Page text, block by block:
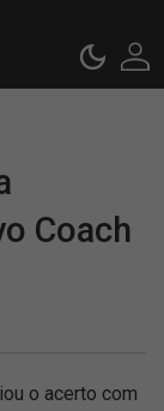
Coach
o acerto com